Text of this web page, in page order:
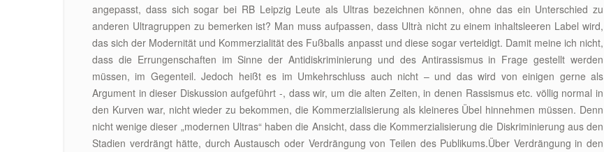
angepasst, dass sich sogar bei RB Leipzig Leute als Ultras bezeichnen können, ohne das ein Unterschied zu
anderen Ultragruppen zu bemerken ist? Man muss aufpassen, dass Ultrà nicht zu einem inhaltsleeren Label wird,
das sich der Modernität und Kommerzialität des Fußballs anpasst und diese sogar verteidigt. Damit meine ich nicht,
dass die Errungenschaften im Sinne der Antidiskriminierung und des Antirassismus in Frage gestellt werden
müssen, im Gegenteil. Jedoch heißt es im Umkehrschluss auch nicht – und das wird von einigen gerne als
Argument in dieser Diskussion aufgeführt -, dass wir, um die alten Zeiten, in denen Rassismus etc. völlig normal in
den Kurven war, nicht wieder zu bekommen, die Kommerzialisierung als kleineres Übel hinnehmen müssen. Denn
nicht wenige dieser „modernen Ultras“ haben die Ansicht, dass die Kommerzialisierung die Diskriminierung aus den
Stadien verdrängt hätte, durch Austausch oder Verdrängung von Teilen des Publikums.Über Verdrängung in den